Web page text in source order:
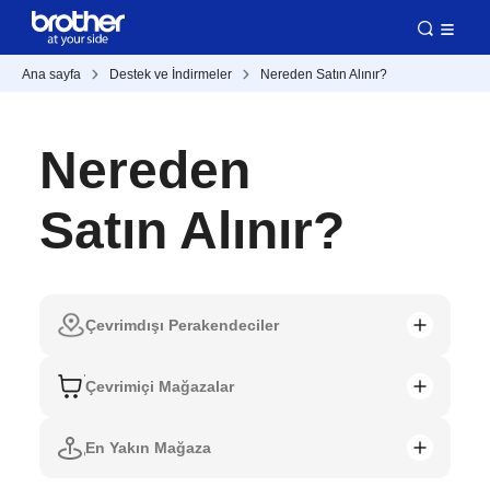
Ana sayfa Destek ve İndirmeler Nereden Satın Alınır?
Nereden
Satın Alınır?
Çevrimdışı Perakendeciler
Çevrimiçi Mağazalar
En Yakın Mağaza